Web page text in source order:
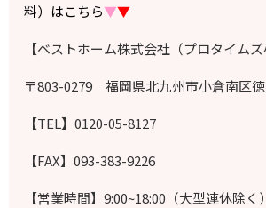
料）はこちら▼▼
【ベストホーム株式会社（プロタイムズ
〒803-0279 福岡県北九州市小倉南区
【TEL】0120-05-8127
【FAX】093-383-9226
【営業時間】9:00~18:00（大型連休除く）